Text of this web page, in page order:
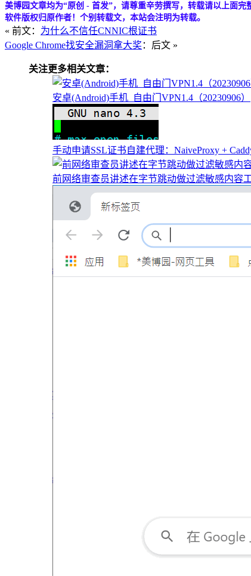
美博园文章均为“原创 - 首发”，请尊重辛劳撰写，转载请以上面完
软件版权归原作者！个别转载文，本站会注明为转载。
« 前文： 为什么不信任CNNIC根证书
Google Chrome找安全漏洞拿大奖 ：后文 »
关注更多相关文章：
安卓(Android)手机_自由门VPN1.4（20230906）
手动申请SSL证书自建代理：NaiveProxy +
前网络审查员讲述在字节跳动做过滤敏感内容